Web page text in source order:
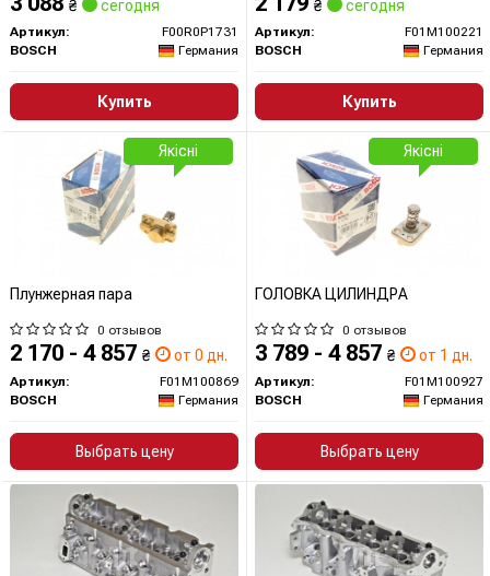
₴ сегодня
Артикул:
F00R0P1731
BOSCH
Германия
Купить
₴ сегодня
Артикул:
F01M100221
BOSCH
Германия
Купить
Плунжерная пара
0 отзывов
2 170 - 4 857 ₴ от 0 дн.
Артикул:
F01M100869
BOSCH
Германия
Выбрать цену
Якісні
ГОЛОВКА ЦИЛИНДРА
0 отзывов
3 789 - 4 857 ₴ от 1 дн.
Артикул:
F01M100927
BOSCH
Германия
Выбрать цену
Якісні